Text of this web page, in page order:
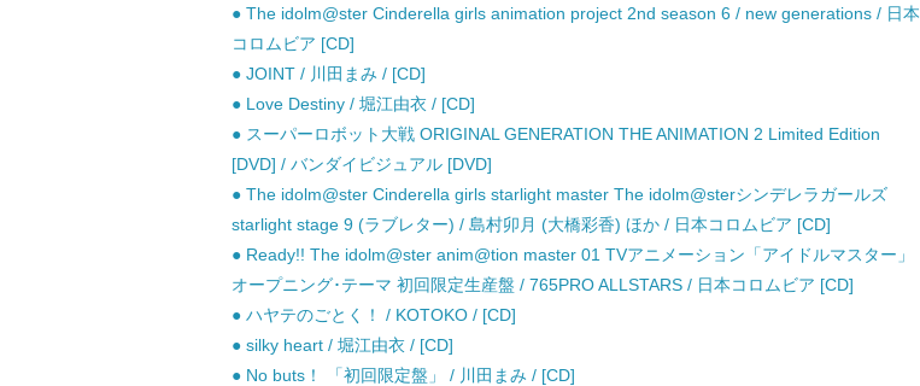
● The idolm@ster Cinderella girls animation project 2nd season 6 / new generations / 日本
コロムビア [CD]
● JOINT / 川田まみ / [CD]
● Love Destiny / 堀江由衣 / [CD]
● スーパーロボット大戦 ORIGINAL GENERATION THE ANIMATION 2 Limited Edition
[DVD] / バンダイビジュアル [DVD]
● The idolm@ster Cinderella girls starlight master The idolm@sterシンデレラガールズ
starlight stage 9 (ラブレター) / 島村卯月 (大橋彩香) ほか / 日本コロムビア [CD]
● Ready!! The idolm@ster anim@tion master 01 TVアニメーション「アイドルマスター」
オープニング･テーマ 初回限定生産盤 / 765PRO ALLSTARS / 日本コロムビア [CD]
● ハヤテのごとく！ / KOTOKO / [CD]
● silky heart / 堀江由衣 / [CD]
● No buts！ 「初回限定盤」 / 川田まみ / [CD]